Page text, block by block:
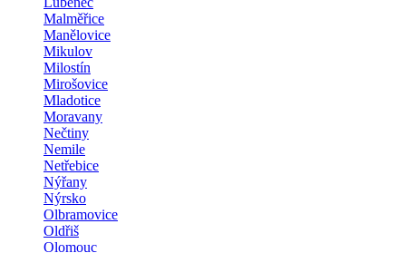
Malměřice
Manělovice
Mikulov
Milostín
Mirošovice
Mladotice
Moravany
Nečtiny
Nemile
Netřebice
Nýřany
Nýrsko
Olbramovice
Oldřiš
Olomouc